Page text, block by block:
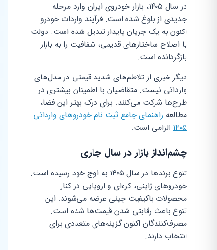
در سال ۱۴۰۵، بازار خودروی ایران وارد مرحله
جدیدی از بلوغ شده است. فرآیند واردات خودرو
اکنون به یک جریان پایدار تبدیل شده است. دولت
با اصلاح ساختارهای قدیمی، شفافیت را به بازار
بازگردانده است.
دیگر خبری از تلاطم‌های شدید قیمتی در مدل‌های
وارداتی نیست. متقاضیان با اطمینان بیشتری در
طرح‌ها شرکت می‌کنند. برای درک بهتر این فضا،
مطالعه راهنمای جامع ثبت نام خودروهای وارداتی
۱۴۰۵ الزامی است.
چشم‌انداز بازار در سال جاری
تنوع برندها در سال ۱۴۰۵ به اوج خود رسیده است.
خودروهای ژاپنی، کره‌ای و اروپایی در کنار
محصولات باکیفیت چینی عرضه می‌شوند. این
تنوع باعث رقابتی شدن قیمت‌ها شده است.
مصرف‌کنندگان اکنون گزینه‌های متعددی برای
انتخاب دارند.